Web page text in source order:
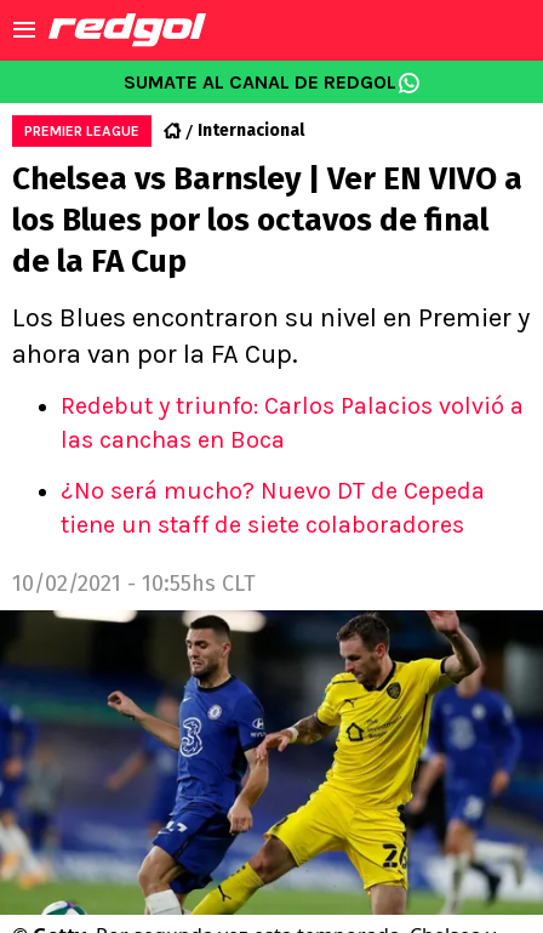
SUMATE AL CANAL DE REDGOL
PREMIER LEAGUE Internacional
Chelsea vs Barnsley | Ver EN VIVO a
los Blues por los octavos de final
de la FA Cup
Los Blues encontraron su nivel en Premier y
ahora van por la FA Cup.
Redebut y triunfo: Carlos Palacios volvió a
las canchas en Boca
¿No será mucho? Nuevo DT de Cepeda
tiene un staff de siete colaboradores
10/02/2021 - 10:55hs CLT